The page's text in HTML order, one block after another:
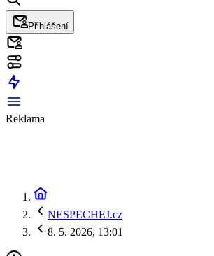
Přihlášení
Reklama
NESPECHEJ.cz
8. 5. 2026, 13:01